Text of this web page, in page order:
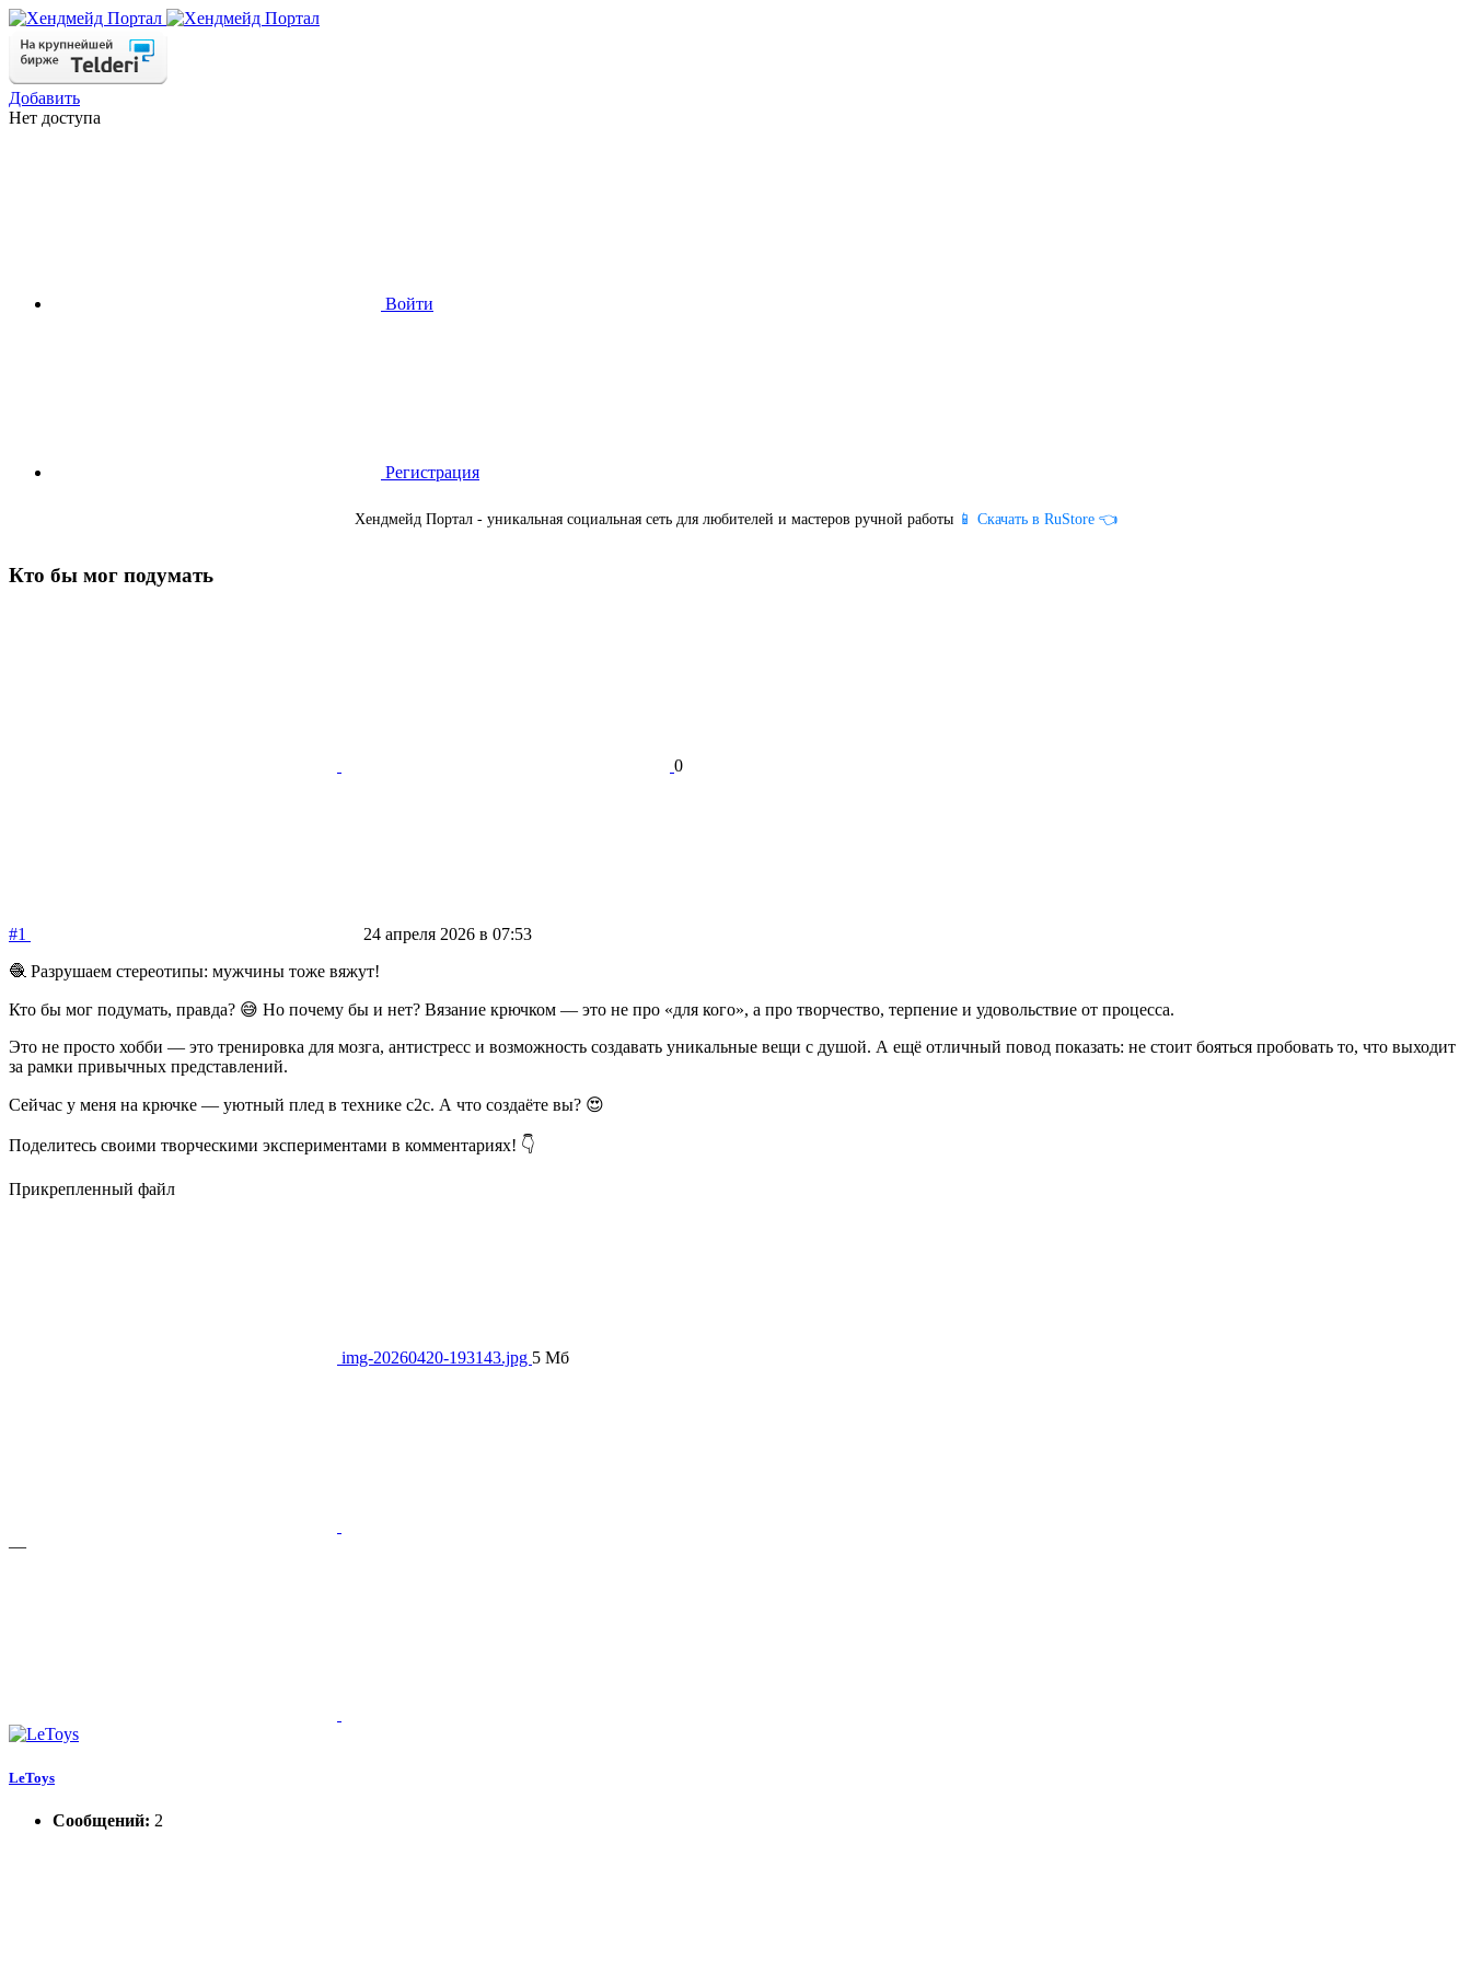
Добавить
Нет доступа
Войти
Регистрация
Хендмейд Портал - уникальная социальная сеть для любителей и мастеров ручной работы 📱 Скачать в RuStore 👈
Кто бы мог подумать
0
#1
24 апреля 2026 в 07:53
🧶 Разрушаем стереотипы: мужчины тоже вяжут!
Кто бы мог подумать, правда? 😅 Но почему бы и нет? Вязание крючком — это не про «для кого», а про творчество, терпение и удовольствие от процесса.
Это не просто хобби — это тренировка для мозга, антистресс и возможность создавать уникальные вещи с душой. А ещё отличный повод показать: не стоит бояться пробовать то, что выходит
за рамки привычных представлений.
Сейчас у меня на крючке — уютный плед в технике с2с. А что создаёте вы? 😍
Поделитесь своими творческими экспериментами в комментариях! 👇
Прикрепленный файл
img-20260420-193143.jpg 5 Мб
—
LeToys
Сообщений: 2